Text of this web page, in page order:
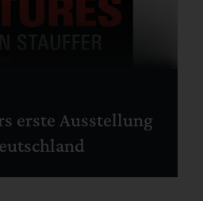
erste Ausstellung